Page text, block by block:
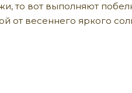
то вот выполняют
от весеннего яркого